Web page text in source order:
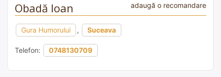
Obadă Ioan adaugă o recomandare
Gura Humorului , Suceava
Telefon: 0748130709